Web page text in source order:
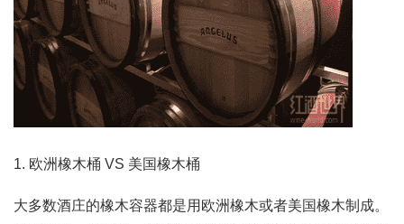
1. 欧洲橡木桶 VS 美国橡木桶
大多数酒庄的橡木容器都是用欧洲橡木或者美国橡木制成。